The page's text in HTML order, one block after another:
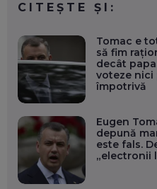
CITEȘTE ȘI:
Tomac e
să fim
decât
voteze nici
împotrivă
Eugen
depună
este fals.
„electronii